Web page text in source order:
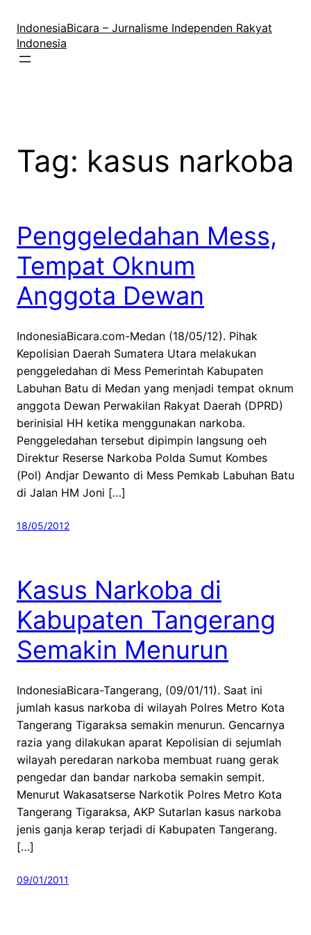
konten
IndonesiaBicara – Jurnalisme Independen Rakyat
Indonesia
Tag: kasus narkoba
Penggeledahan Mess,
Tempat Oknum
Anggota Dewan
IndonesiaBicara.com-Medan (18/05/12). Pihak
Kepolisian Daerah Sumatera Utara melakukan
penggeledahan di Mess Pemerintah Kabupaten
Labuhan Batu di Medan yang menjadi tempat oknum
anggota Dewan Perwakilan Rakyat Daerah (DPRD)
berinisial HH ketika menggunakan narkoba.
Penggeledahan tersebut dipimpin langsung oeh
Direktur Reserse Narkoba Polda Sumut Kombes
(Pol) Andjar Dewanto di Mess Pemkab Labuhan Batu
di Jalan HM Joni […]
18/05/2012
Kasus Narkoba di
Kabupaten Tangerang
Semakin Menurun
IndonesiaBicara-Tangerang, (09/01/11). Saat ini
jumlah kasus narkoba di wilayah Polres Metro Kota
Tangerang Tigaraksa semakin menurun. Gencarnya
razia yang dilakukan aparat Kepolisian di sejumlah
wilayah peredaran narkoba membuat ruang gerak
pengedar dan bandar narkoba semakin sempit.
Menurut Wakasatserse Narkotik Polres Metro Kota
Tangerang Tigaraksa, AKP Sutarlan kasus narkoba
jenis ganja kerap terjadi di Kabupaten Tangerang.
[…]
09/01/2011